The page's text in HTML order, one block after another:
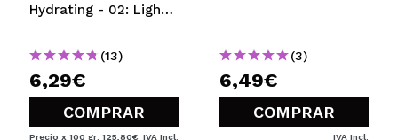
Hydrating - 02: Light
(13)
6,29€
COMPRAR
Precio x 100 gr: 125,80€ IVA Incl.
(3)
6,49€
COMPRAR
IVA Incl.